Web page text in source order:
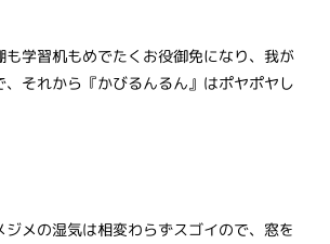
も学習机もめでたくお役御免になり、我が
、それから『かびるんるん』はポヤポヤし
ジメの湿気は相変わらずスゴイので、窓を